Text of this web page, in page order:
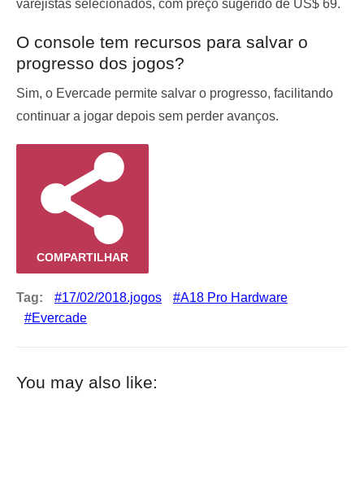
varejistas selecionados, com preço sugerido de US$ 69.
O console tem recursos para salvar o
progresso dos jogos?
Sim, o Evercade permite salvar o progresso, facilitando
continuar a jogar depois sem perder avanços.
COMPARTILHAR
Tag: 17/02/2018.jogos
A18 Pro Hardware
Evercade
You may also like: